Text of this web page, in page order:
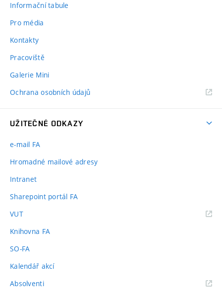
Informační tabule
Pro média
Kontakty
Pracoviště
Galerie Mini
Ochrana osobních údajů
UŽITEČNÉ ODKAZY
e-mail FA
Hromadné mailové adresy
Intranet
Sharepoint portál FA
VUT(externí
Knihovna FA
SO-FA
Kalendář akcí
Absolventi(externí